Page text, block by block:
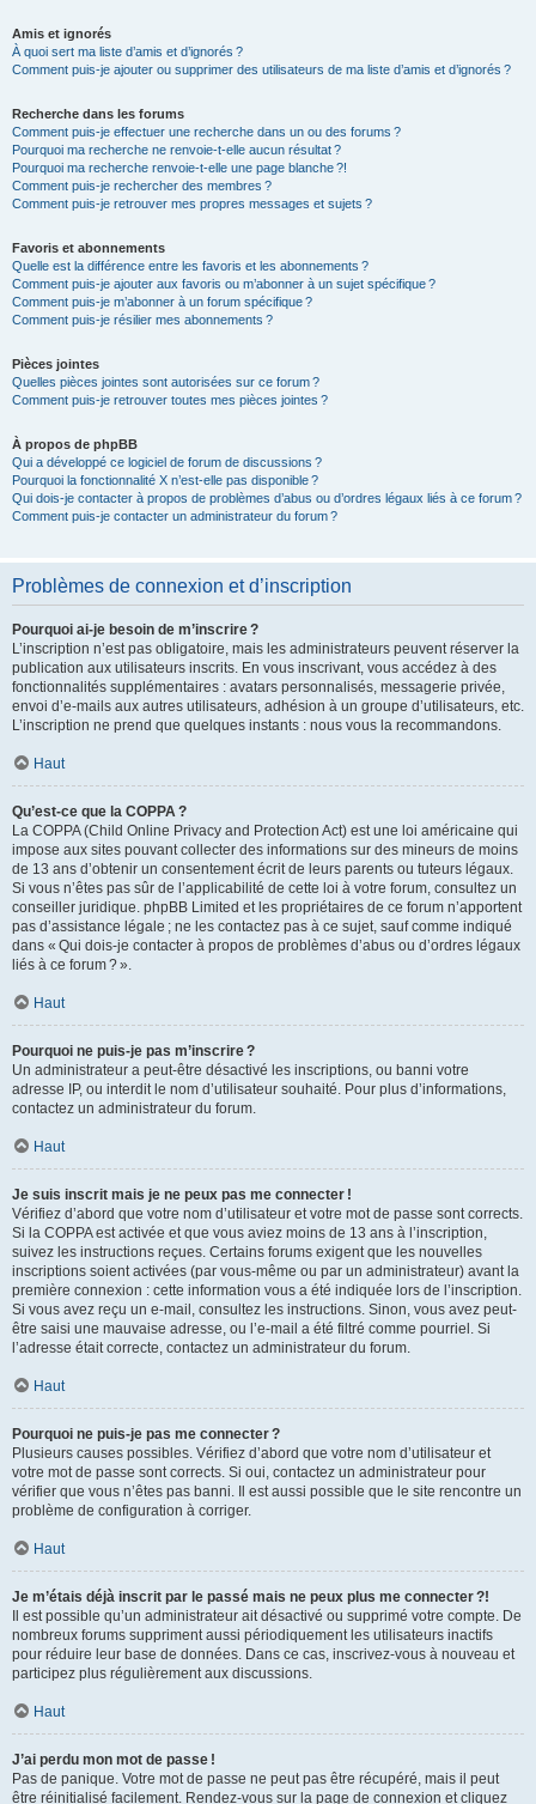
Amis et ignorés
À quoi sert ma liste d’amis et d’ignorés ?
Comment puis-je ajouter ou supprimer des utilisateurs de ma liste d’amis et d’ignorés ?
Recherche dans les forums
Comment puis-je effectuer une recherche dans un ou des forums ?
Pourquoi ma recherche ne renvoie-t-elle aucun résultat ?
Pourquoi ma recherche renvoie-t-elle une page blanche ?!
Comment puis-je rechercher des membres ?
Comment puis-je retrouver mes propres messages et sujets ?
Favoris et abonnements
Quelle est la différence entre les favoris et les abonnements ?
Comment puis-je ajouter aux favoris ou m’abonner à un sujet spécifique ?
Comment puis-je m’abonner à un forum spécifique ?
Comment puis-je résilier mes abonnements ?
Pièces jointes
Quelles pièces jointes sont autorisées sur ce forum ?
Comment puis-je retrouver toutes mes pièces jointes ?
À propos de phpBB
Qui a développé ce logiciel de forum de discussions ?
Pourquoi la fonctionnalité X n’est-elle pas disponible ?
Qui dois-je contacter à propos de problèmes d’abus ou d’ordres légaux liés à ce forum ?
Comment puis-je contacter un administrateur du forum ?
Problèmes de connexion et d’inscription
Pourquoi ai-je besoin de m’inscrire ?
L’inscription n’est pas obligatoire, mais les administrateurs peuvent réserver la
publication aux utilisateurs inscrits. En vous inscrivant, vous accédez à des
fonctionnalités supplémentaires : avatars personnalisés, messagerie privée,
envoi d’e-mails aux autres utilisateurs, adhésion à un groupe d’utilisateurs, etc.
L’inscription ne prend que quelques instants : nous vous la recommandons.
Haut
Qu’est-ce que la COPPA ?
La COPPA (Child Online Privacy and Protection Act) est une loi américaine qui
impose aux sites pouvant collecter des informations sur des mineurs de moins
de 13 ans d’obtenir un consentement écrit de leurs parents ou tuteurs légaux.
Si vous n’êtes pas sûr de l’applicabilité de cette loi à votre forum, consultez un
conseiller juridique. phpBB Limited et les propriétaires de ce forum n’apportent
pas d’assistance légale ; ne les contactez pas à ce sujet, sauf comme indiqué
dans « Qui dois-je contacter à propos de problèmes d’abus ou d’ordres légaux
liés à ce forum ? ».
Haut
Pourquoi ne puis-je pas m’inscrire ?
Un administrateur a peut-être désactivé les inscriptions, ou banni votre
adresse IP, ou interdit le nom d’utilisateur souhaité. Pour plus d’informations,
contactez un administrateur du forum.
Haut
Je suis inscrit mais je ne peux pas me connecter !
Vérifiez d’abord que votre nom d’utilisateur et votre mot de passe sont corrects.
Si la COPPA est activée et que vous aviez moins de 13 ans à l’inscription,
suivez les instructions reçues. Certains forums exigent que les nouvelles
inscriptions soient activées (par vous-même ou par un administrateur) avant la
première connexion : cette information vous a été indiquée lors de l’inscription.
Si vous avez reçu un e-mail, consultez les instructions. Sinon, vous avez peut-
être saisi une mauvaise adresse, ou l’e-mail a été filtré comme pourriel. Si
l’adresse était correcte, contactez un administrateur du forum.
Haut
Pourquoi ne puis-je pas me connecter ?
Plusieurs causes possibles. Vérifiez d’abord que votre nom d’utilisateur et
votre mot de passe sont corrects. Si oui, contactez un administrateur pour
vérifier que vous n’êtes pas banni. Il est aussi possible que le site rencontre un
problème de configuration à corriger.
Haut
Je m’étais déjà inscrit par le passé mais ne peux plus me connecter ?!
Il est possible qu’un administrateur ait désactivé ou supprimé votre compte. De
nombreux forums suppriment aussi périodiquement les utilisateurs inactifs
pour réduire leur base de données. Dans ce cas, inscrivez-vous à nouveau et
participez plus régulièrement aux discussions.
Haut
J’ai perdu mon mot de passe !
Pas de panique. Votre mot de passe ne peut pas être récupéré, mais il peut
être réinitialisé facilement. Rendez-vous sur la page de connexion et cliquez